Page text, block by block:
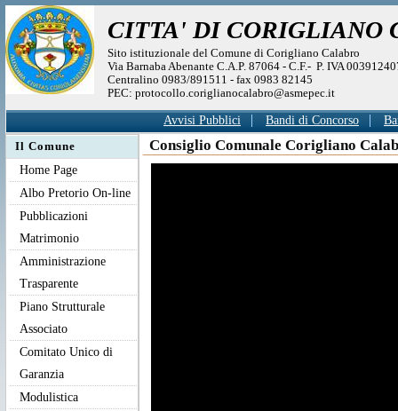
CITTA' DI CORIGLIANO
Sito istituzionale del Comune di Corigliano Calabro
Via Barnaba Abenante C.A.P. 87064 - C.F.- P. IVA
Centralino 0983/891511 - fax 0983 82145
PEC: protocollo.coriglianocalabro@asmepec.it
Avvisi Pubblici Bandi di Concorso
Consiglio Comunale Corigliano
Il Comune
Home Page
Albo Pretorio On-line
Pubblicazioni
Matrimonio
Amministrazione
Trasparente
Piano Strutturale
Associato
Comitato Unico di
Garanzia
Modulistica